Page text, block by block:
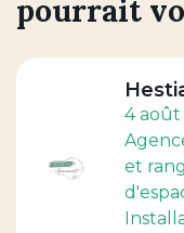
pourrait
4 août
et